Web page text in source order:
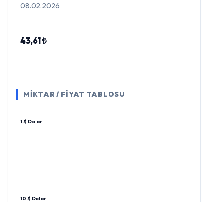
08.02.2026
43,61 ₺
MİKTAR / FİYAT TABLOSU
1 $ Dolar
10 $ Dolar